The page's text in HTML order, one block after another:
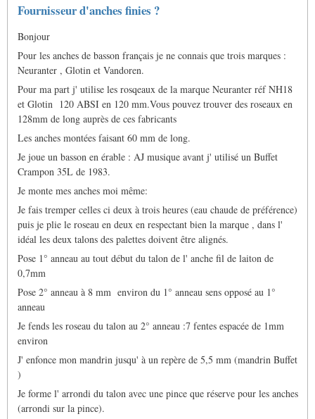
Fournisseur d'anches finies ?
Bonjour
Pour les anches de basson français je ne connais que trois marques :
Neuranter , Glotin et Vandoren.
Pour ma part j' utilise les rosqeaux de la marque Neuranter réf NH18
et Glotin 120 ABSI en 120 mm.Vous pouvez trouver des roseaux en
128mm de long auprès de ces fabricants
Les anches montées faisant 60 mm de long.
Je joue un basson en érable : AJ musique avant j' utilisé un Buffet
Crampon 35L de 1983.
Je monte mes anches moi même:
Je fais tremper celles ci deux à trois heures (eau chaude de préférence)
puis je plie le roseau en deux en respectant bien la marque , dans l'
idéal les deux talons des palettes doivent être alignés.
Pose 1° anneau au tout début du talon de l' anche fil de laiton de
0,7mm
Pose 2° anneau à 8 mm environ du 1° anneau sens opposé au 1°
anneau
Je fends les roseau du talon au 2° anneau :7 fentes espacée de 1mm
environ
J' enfonce mon mandrin jusqu' à un repère de 5,5 mm (mandrin Buffet
)
Je forme l' arrondi du talon avec une pince que réserve pour les anches
(arrondi sur la pince).